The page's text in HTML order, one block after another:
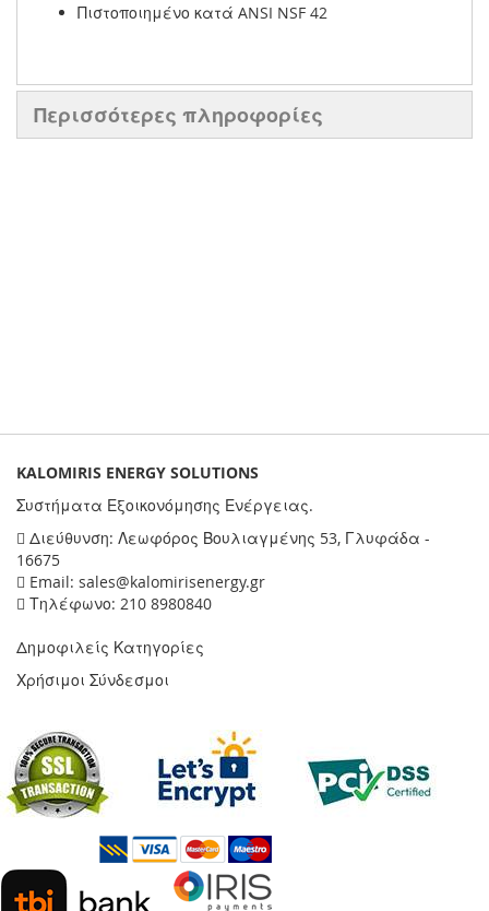
Πιστοποιημένο κατά ANSI NSF 42
Περισσότερες πληροφορίες
KALOMIRIS ENERGY SOLUTIONS
Συστήματα Εξοικονόμησης Ενέργειας.
Διεύθυνση: Λεωφόρος Βουλιαγμένης 53, Γλυφάδα -
16675
Email: sales@kalomirisenergy.gr
Τηλέφωνο: 210 8980840
Δημοφιλείς Κατηγορίες
Χρήσιμοι Σύνδεσμοι